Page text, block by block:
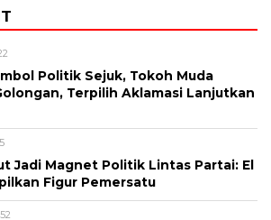
Politik Sejuk, Tokoh Muda
Terpilih Aklamasi Lanjutkan
Jadi Magnet Politik Lintas Partai: El
Figur Pemersatu